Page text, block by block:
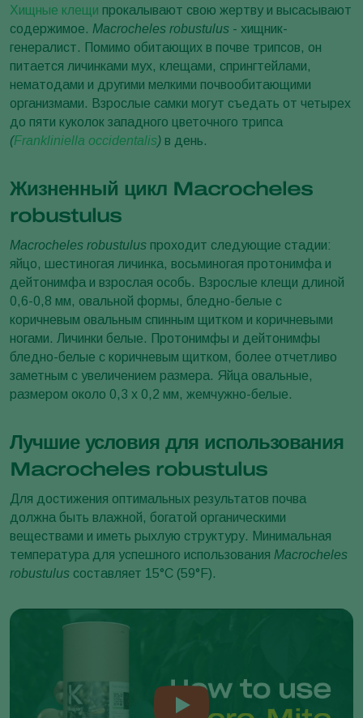
Хищные клещи прокалывают свою жертву и высасывают
содержимое. Macrocheles robustulus - хищник-
генералист. Помимо обитающих в почве трипсов, он
питается личинками мух, клещами, спрингтейлами,
нематодами и другими мелкими почвообитающими
организмами. Взрослые самки могут съедать от четырех
до пяти куколок западного цветочного трипса
(Frankliniella occidentalis) в день.
Жизненный цикл Macrocheles
robustulus
Macrocheles robustulus проходит следующие стадии:
яйцо, шестиногая личинка, восьминогая протонимфа и
дейтонимфа и взрослая особь. Взрослые клещи длиной
0,6-0,8 мм, овальной формы, бледно-белые с
коричневым овальным спинным щитком и коричневыми
ногами. Личинки белые. Протонимфы и дейтонимфы
бледно-белые с коричневым щитком, более отчетливо
заметным с увеличением размера. Яйца овальные,
размером около 0,3 х 0,2 мм, жемчужно-белые.
Лучшие условия для использования
Macrocheles robustulus
Для достижения оптимальных результатов почва
должна быть влажной, богатой органическими
веществами и иметь рыхлую структуру. Минимальная
температура для успешного использования Macrocheles
robustulus составляет 15°C (59°F).